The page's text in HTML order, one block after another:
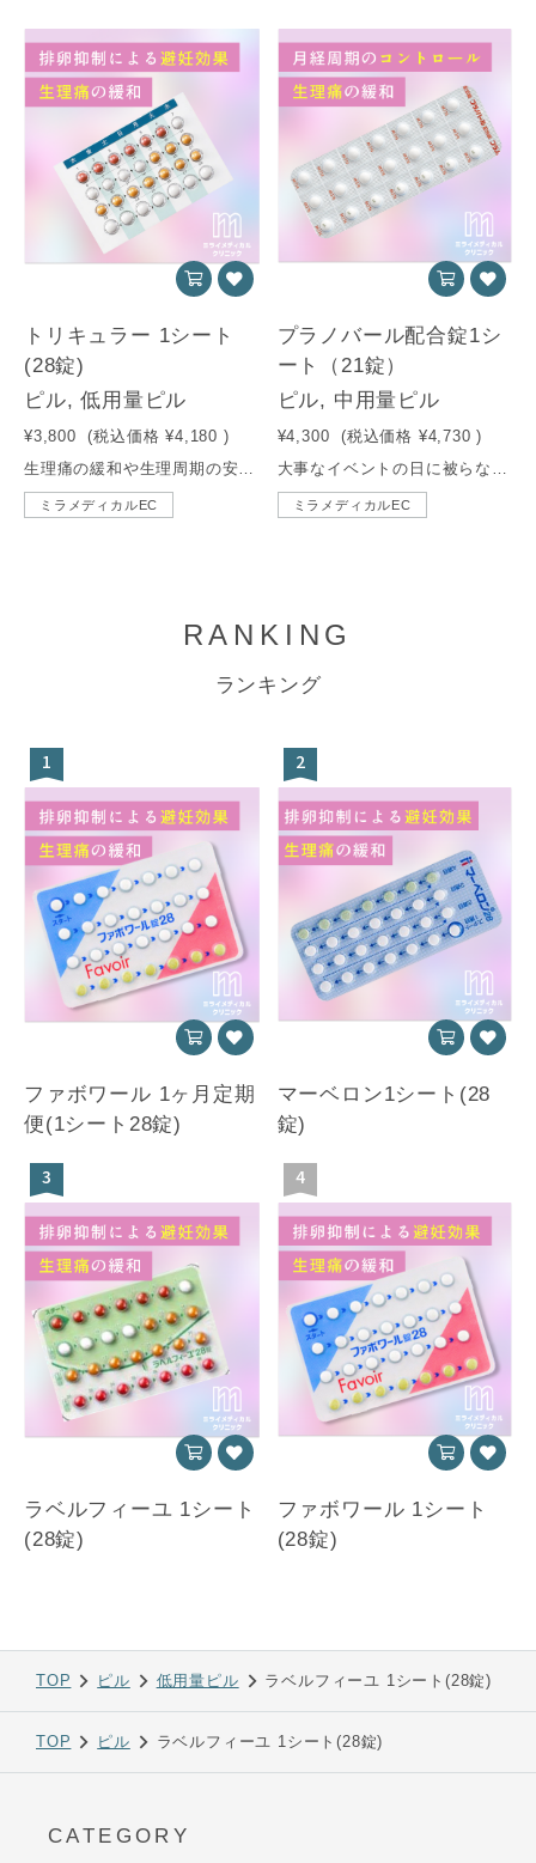
トリキュラー 1シート
(28錠)
ピル, 低用量ピル
¥3,800 (税込価格 ¥4,180 )
ミラメディカルEC
プラノバール配合錠1シ
ート（21錠）
ピル, 中用量ピル
¥4,300 (税込価格 ¥4,730 )
ミラメディカルEC
RANKING
ランキング
1
ファボワール 1ヶ月定期
便(1シート28錠)
2
マーベロン1シート(28
錠)
3
ラベルフィーユ 1シート
(28錠)
4
ファボワール 1シート
(28錠)
TOP ピル 低用量ピル ラベルフィーユ 1シート(28錠)
TOP ピル ラベルフィーユ 1シート(28錠)
CATEGORY